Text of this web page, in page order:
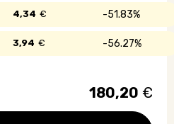
51.83%
4,34 €
56.27%
3,94 €
180,20 €